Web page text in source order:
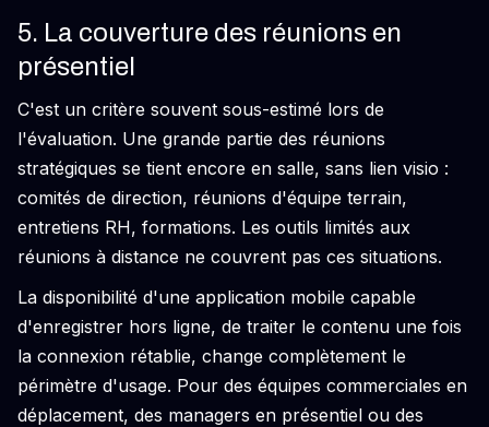
5. La couverture des réunions en
présentiel
C'est un critère souvent sous-estimé lors de
l'évaluation. Une grande partie des réunions
stratégiques se tient encore en salle, sans lien visio :
comités de direction, réunions d'équipe terrain,
entretiens RH, formations. Les outils limités aux
réunions à distance ne couvrent pas ces situations.
La disponibilité d'une application mobile capable
d'enregistrer hors ligne, de traiter le contenu une fois
la connexion rétablie, change complètement le
périmètre d'usage. Pour des équipes commerciales en
déplacement, des managers en présentiel ou des